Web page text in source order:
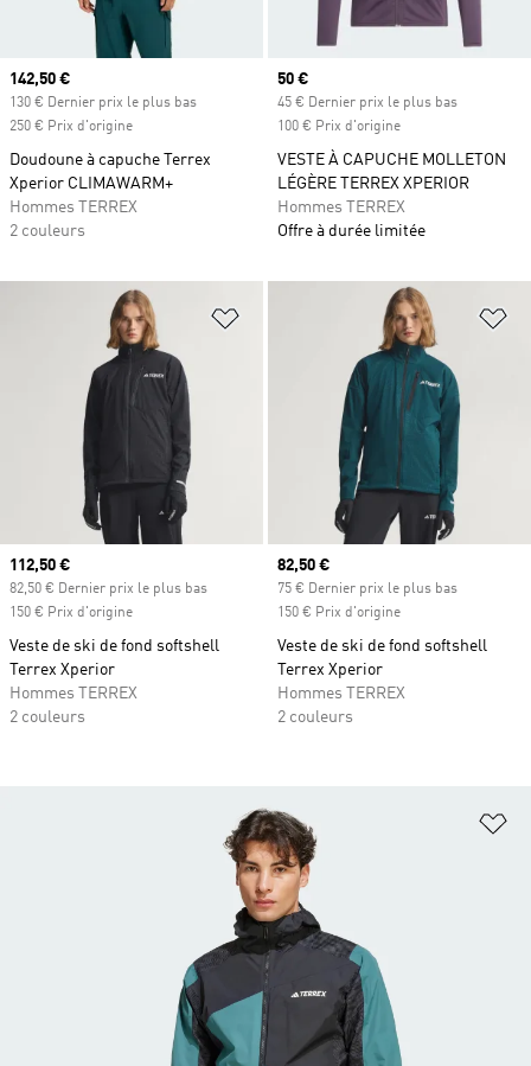
Prix actuel
142,50 €
130 € Dernier prix le plus bas
250 € Prix d'origine
Doudoune à capuche Terrex
Xperior CLIMAWARM+
Hommes TERREX
2 couleurs
Prix actuel
50 €
45 € Dernier prix le plus bas
100 € Prix d'origine
VESTE À CAPUCHE MOLLETON
LÉGÈRE TERREX XPERIOR
Hommes TERREX
Offre à durée limitée
Ajouter à la Liste de produits
Prix actuel
112,50 €
82,50 € Dernier prix le plus bas
150 € Prix d'origine
Veste de ski de fond softshell
Terrex Xperior
Hommes TERREX
2 couleurs
Prix actuel
82,50 €
75 € Dernier prix le plus bas
150 € Prix d'origine
Veste de ski de fond softshell
Terrex Xperior
Hommes TERREX
2 couleurs